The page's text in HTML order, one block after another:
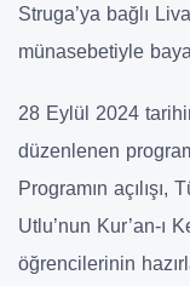
Struga’ya bağlı
münasebetiyle
28 Eylül 2024
düzenlenen
Programın açılışı,
Utlu’nun Kur’an-ı
öğrencilerinin